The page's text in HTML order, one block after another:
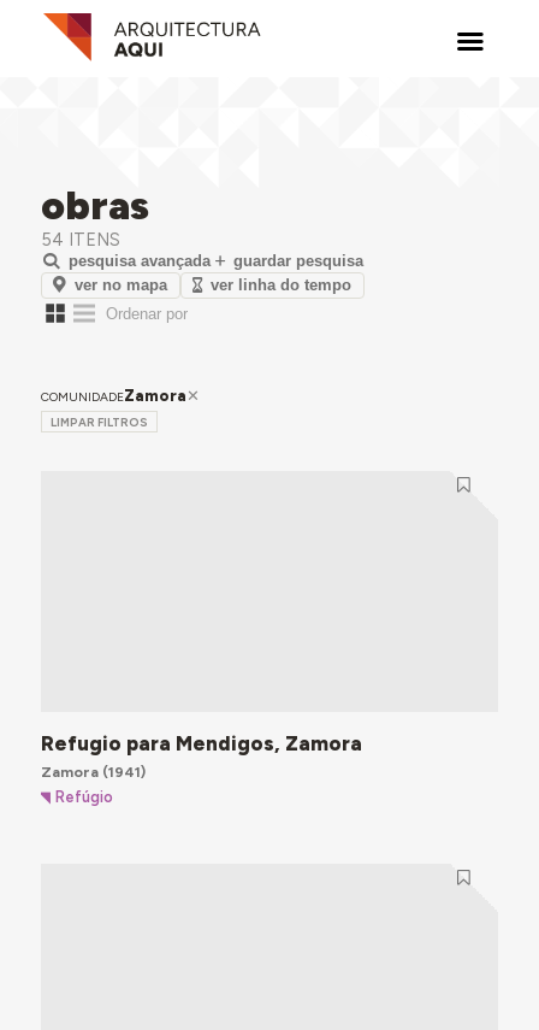
obras
54 ITENS
pesquisa avançada
guardar pesquisa
ver no mapa
ver linha do tempo
COMUNIDADEZamora
LIMPAR FILTROS
Refugio para Mendigos, Zamora
Zamora(1941)
Refúgio